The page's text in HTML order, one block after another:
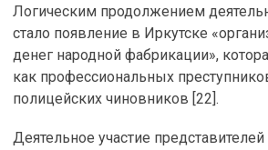
Логическим продолжением
стало появление в Иркутске
денег народной фабрикации»,
как профессиональных
полицейских чиновников [22].
Деятельное участие представителей